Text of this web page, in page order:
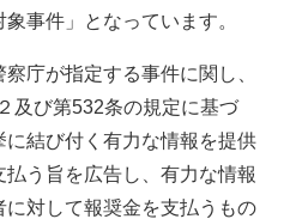
事件」となっています。
庁が指定する事件に関し、
及び第532条の規定に基づ
結び付く有力な情報を提供
う旨を広告し、有力な情報
対して報奨金を支払うもの